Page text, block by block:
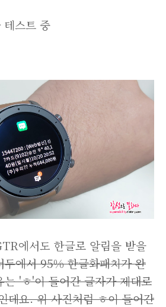
스트 중
에서도 한글로 알림을 받을
두에서 95% 한글화패치가 완
는 'ㅎ'이 들어간 글자가 제대로
데요. 위 사진처럼 ㅎ이 들어간